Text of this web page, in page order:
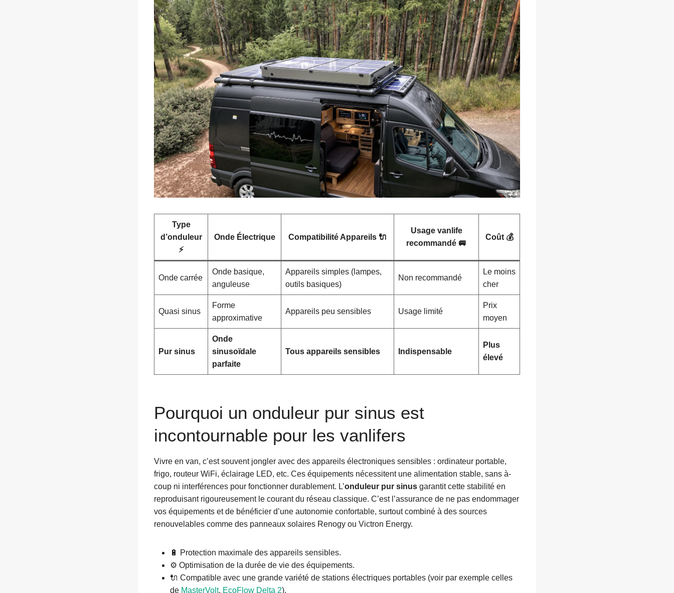
Type
d’onduleur
⚡
Onde Électrique Compatibilité Appareils 🔌
Usage vanlife
recommandé 🚐
Coût 💰
Onde carrée
Onde basique,
anguleuse
Appareils simples (lampes,
outils basiques)
Non recommandé
Le moins
cher
Quasi sinus
Forme
approximative
Appareils peu sensibles Usage limité
Prix
moyen
Pur sinus
Onde
sinusoïdale
parfaite
Tous appareils sensibles Indispensable
Plus
élevé
Pourquoi un onduleur pur sinus est
incontournable pour les vanlifers
Vivre en van, c’est souvent jongler avec des appareils électroniques sensibles : ordinateur portable,
frigo, routeur WiFi, éclairage LED, etc. Ces équipements nécessitent une alimentation stable, sans à-
coup ni interférences pour fonctionner durablement. L’onduleur pur sinus garantit cette stabilité en
reproduisant rigoureusement le courant du réseau classique. C’est l’assurance de ne pas endommager
vos équipements et de bénéficier d’une autonomie confortable, surtout combiné à des sources
renouvelables comme des panneaux solaires Renogy ou Victron Energy.
🔋 Protection maximale des appareils sensibles.
⚙️ Optimisation de la durée de vie des équipements.
🔌 Compatible avec une grande variété de stations électriques portables (voir par exemple celles
de MasterVolt, EcoFlow Delta 2).